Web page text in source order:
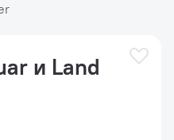
и Land